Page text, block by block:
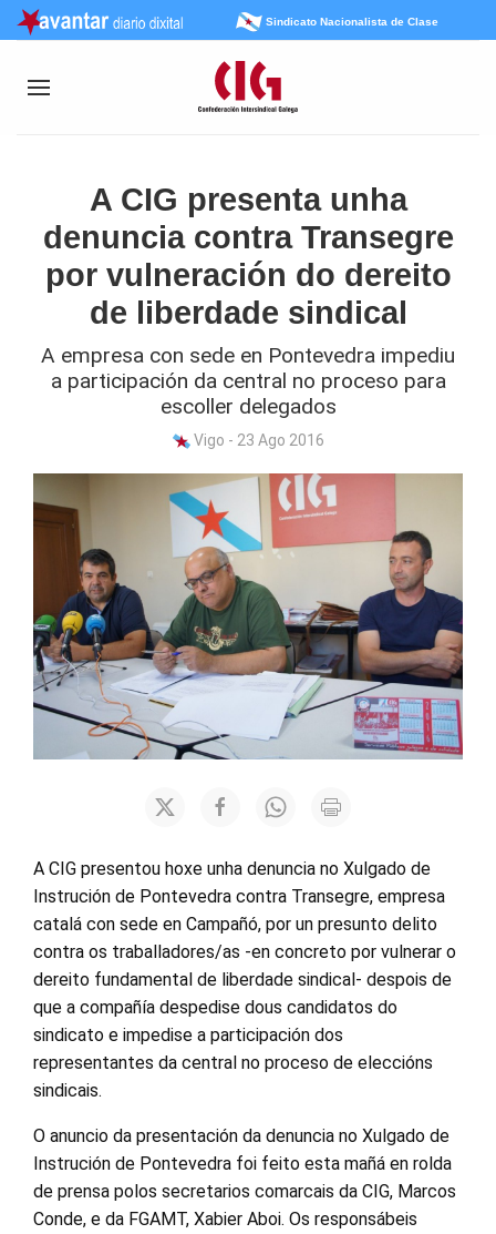
Sindicato Nacionalista de Clase
A CIG presenta unha
denuncia contra Transegre
por vulneración do dereito
de liberdade sindical
A empresa con sede en Pontevedra impediu
a participación da central no proceso para
escoller delegados
Vigo - 23 Ago 2016
A CIG presentou hoxe unha denuncia no Xulgado de
Instrución de Pontevedra contra Transegre, empresa
catalá con sede en Campañó, por un presunto delito
contra os traballadores/as -en concreto por vulnerar o
dereito fundamental de liberdade sindical- despois de
que a compañía despedise dous candidatos do
sindicato e impedise a participación dos
representantes da central no proceso de eleccións
sindicais.
O anuncio da presentación da denuncia no Xulgado de
Instrución de Pontevedra foi feito esta mañá en rolda
de prensa polos secretarios comarcais da CIG, Marcos
Conde, e da FGAMT, Xabier Aboi. Os responsábeis